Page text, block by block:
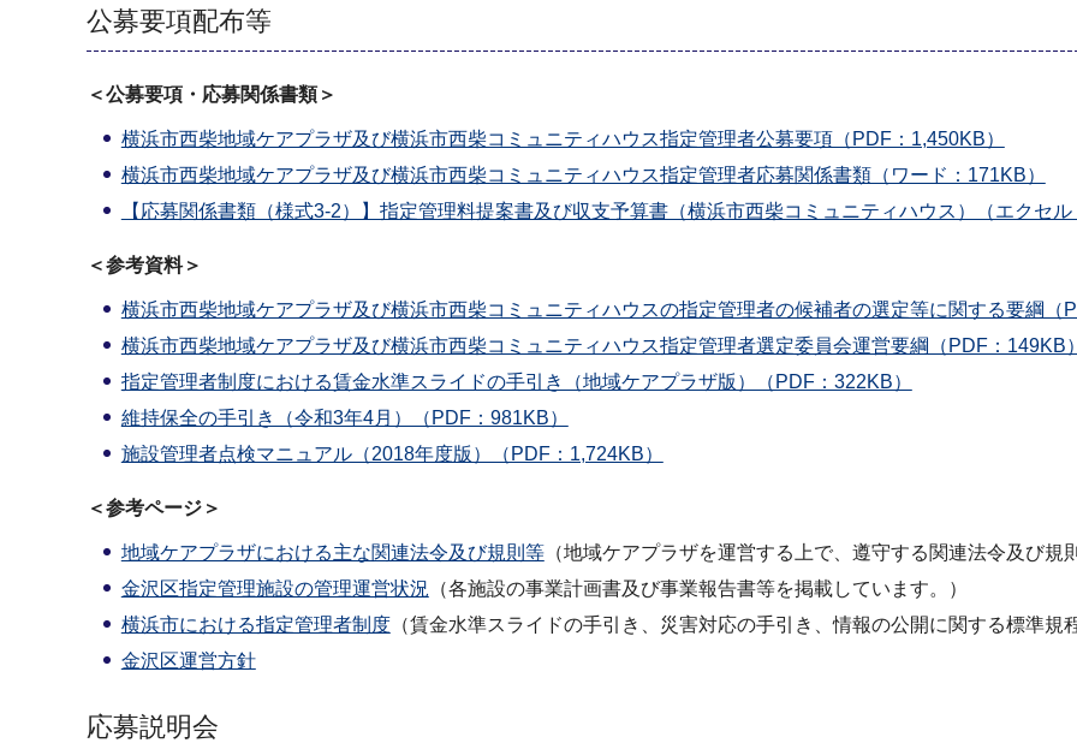
公募要項配布等
＜公募要項・応募関係書類＞
横浜市西柴地域ケアプラザ及び横浜市西柴コミュニティハウス指定管理者公募要項（PDF：1,450KB）
横浜市西柴地域ケアプラザ及び横浜市西柴コミュニティハウス指定管理者応募関係書類（ワード：171KB）
【応募関係書類（様式3-2）】指定管理料提案書及び収支予算書（横浜市西柴コミュニティハウス）（エクセル
＜参考資料＞
横浜市西柴地域ケアプラザ及び横浜市西柴コミュニティハウスの指定管理者の候補者の選定等に関する要綱（
横浜市西柴地域ケアプラザ及び横浜市西柴コミュニティハウス指定管理者選定委員会運営要綱（PDF：149KB）
指定管理者制度における賃金水準スライドの手引き（地域ケアプラザ版）（PDF：322KB）
維持保全の手引き（令和3年4月）（PDF：981KB）
施設管理者点検マニュアル（2018年度版）（PDF：1,724KB）
＜参考ページ＞
地域ケアプラザにおける主な関連法令及び規則等（地域ケアプラザを運営する上で、遵守する関連法令及び規
金沢区指定管理施設の管理運営状況 （各施設の事業計画書及び事業報告書等を掲載しています。）
横浜市における指定管理者制度（賃金水準スライドの手引き、災害対応の手引き、情報の公開に関する標準規
金沢区運営方針
応募説明会